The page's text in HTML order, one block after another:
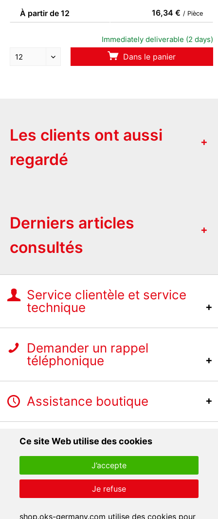
Ce site Web utilise des cookies
shop.oks-germany.com utilise des cookies pour
Je refuse
J’accepte
À partir de 12 16,34 € / Pièce
Immediately deliverable (2 days)
Dans le panier
Les clients ont aussi
regardé
Derniers articles
consultés
Service clientèle et service
technique
Demander un rappel
téléphonique
Assistance boutique